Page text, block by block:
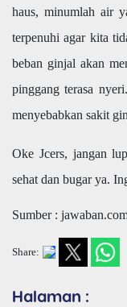
haus, minumlah air
terpenuhi agar kita
beban ginjal akan
pinggang terasa
menyebabkan sakit
Oke Jcers, jangan
sehat dan bugar ya.
Sumber :
Share:
Halaman :